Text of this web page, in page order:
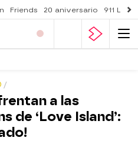
Friends 20 aniversario 911
a las
de ‘Love Island’: